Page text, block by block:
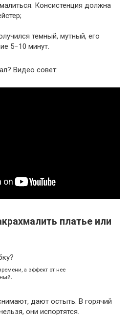
Консистенция должна
темный, мутный, его
5−10 минут.
Видео совет:
платье или
а эффект от нее
дают остыть. В горячий
они испортятся.